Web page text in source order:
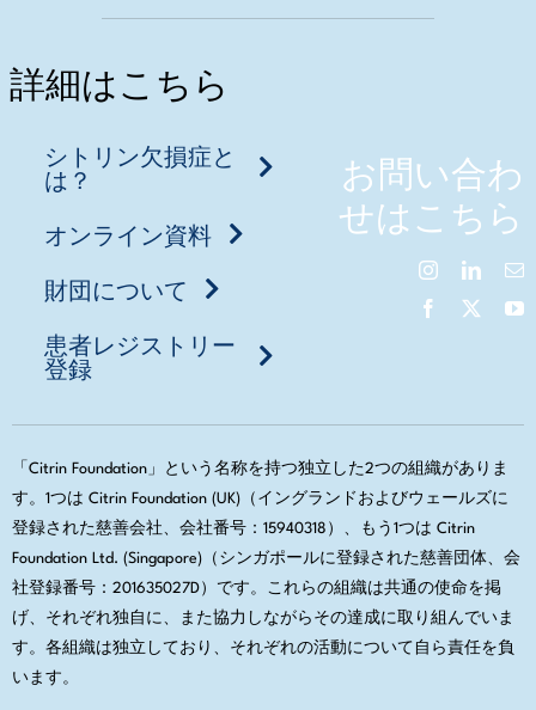
詳細はこちら
シトリン欠損症と
は？
オンライン資料
財団について
患者レジストリー
登録
お問い合わ
せはこちら
「Citrin Foundation」という名称を持つ独立した2つの組織がありま
す。1つは Citrin Foundation (UK)（イングランドおよびウェールズに
登録された慈善会社、会社番号：15940318）、もう1つは Citrin
Foundation Ltd. (Singapore)（シンガポールに登録された慈善団体、会
社登録番号：201635027D）です。これらの組織は共通の使命を掲
げ、それぞれ独自に、また協力しながらその達成に取り組んでいま
す。各組織は独立しており、それぞれの活動について自ら責任を負
います。